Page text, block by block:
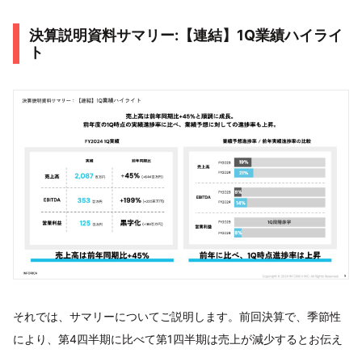
決算説明資料サマリー:【連結】1Q業績ハイライ
ト
それでは、サマリーについてご説明します。前回決算で、季節性
により、第4四半期に比べて第1四半期は売上が減少するとお伝え